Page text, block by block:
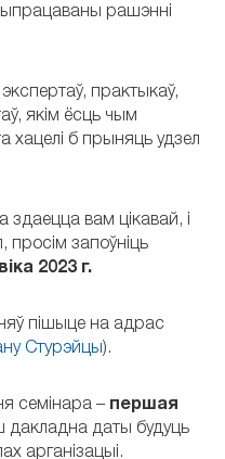
рашэнні
практыкаў,
якім ёсць чым
хацелі б прыняць удзел
вам цікавай, і
просім запоўніць
2023 г.
пішыце на адрас
Стурэйцы).
семінара – першая
дакладна даты будуць
арганізацыі.